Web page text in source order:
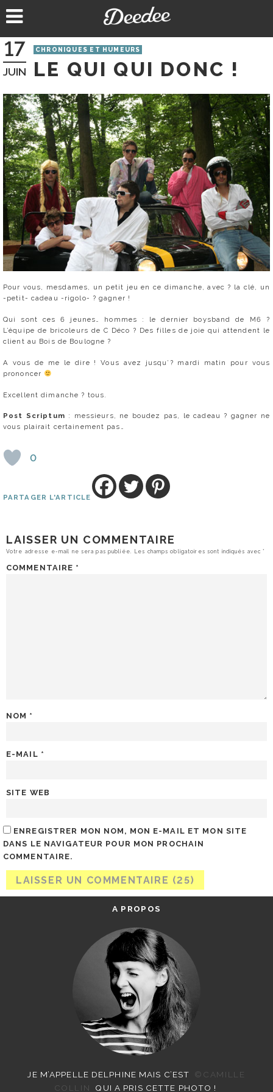
au
17
JUIN
CHRONIQUES ET HUMEURS
LE QUI QUI DONC !
Pour vous, mesdames, un petit jeu en ce dimanche, avec ? la clé, un
-petit- cadeau -rigolo- ? gagner !
Qui sont ces 6 jeunes… hommes : le dernier boysband de M6 ?
L’équipe de bricoleurs de C Déco ? Des filles de joie qui attendent le
client au Bois de Boulogne ?
A vous de me le dire ! Vous avez jusqu’? mardi matin pour vous
prononcer
Excellent dimanche ? tous.
Post Scriptum : messieurs, ne boudez pas, le cadeau ? gagner ne
vous plairait certainement pas…
0
PARTAGER L'ARTICLE
LAISSER UN COMMENTAIRE
Votre adresse e-mail ne sera pas publiée. Les champs obligatoires sont indiqués avec*
COMMENTAIRE *
NOM *
E-MAIL *
SITE WEB
ENREGISTRER MON NOM, MON E-MAIL ET MON SITE
DANS LE NAVIGATEUR POUR MON PROCHAIN
COMMENTAIRE.
A PROPOS
JE M’APPELLE DELPHINE MAIS C’EST
©CAMILLE
COLLIN
QUI A PRIS CETTE PHOTO !